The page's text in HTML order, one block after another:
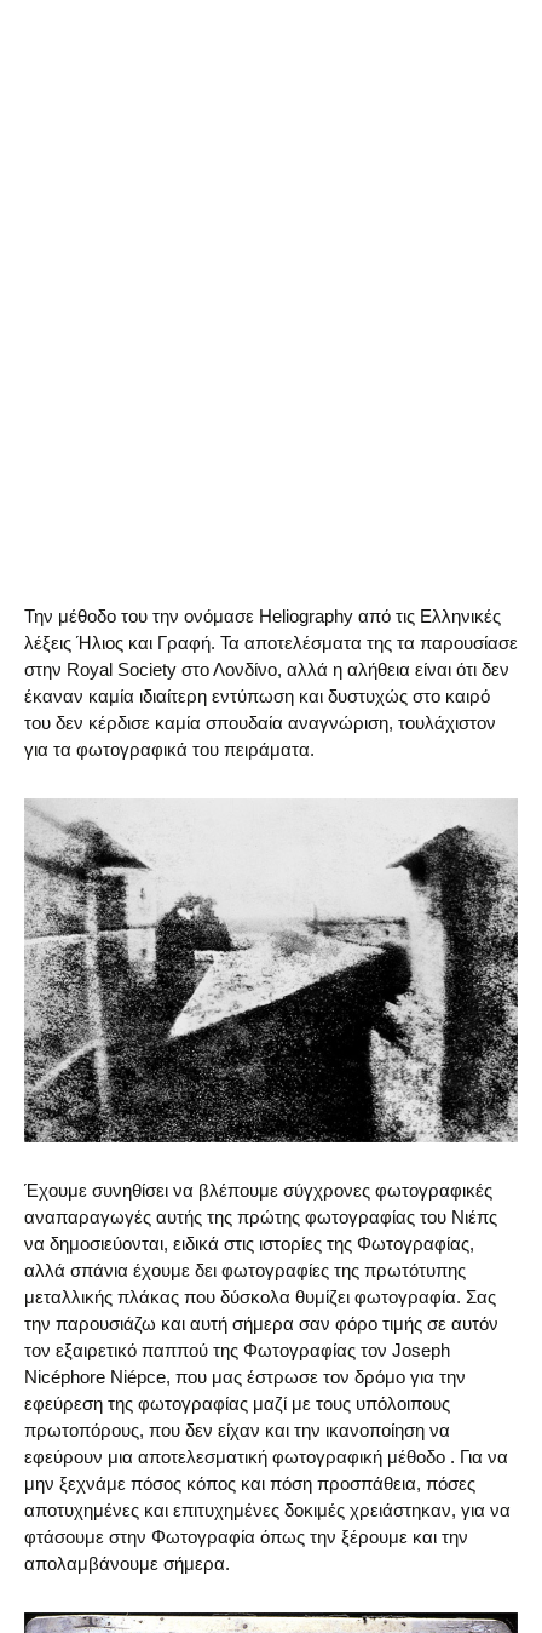
Την μέθοδο του την ονόμασε Heliography από τις Ελληνικές
λέξεις Ήλιος και Γραφή. Τα αποτελέσματα της τα παρουσίασε
στην Royal Society στο Λονδίνο, αλλά η αλήθεια είναι ότι δεν
έκαναν καμία ιδιαίτερη εντύπωση και δυστυχώς στο καιρό
του δεν κέρδισε καμία σπουδαία αναγνώριση, τουλάχιστον
για τα φωτογραφικά του πειράματα.
Έχουμε συνηθίσει να βλέπουμε σύγχρονες φωτογραφικές
αναπαραγωγές αυτής της πρώτης φωτογραφίας του Νιέπς
να δημοσιεύονται, ειδικά στις ιστορίες της Φωτογραφίας,
αλλά σπάνια έχουμε δει φωτογραφίες της πρωτότυπης
μεταλλικής πλάκας που δύσκολα θυμίζει φωτογραφία. Σας
την παρουσιάζω και αυτή σήμερα σαν φόρο τιμής σε αυτόν
τον εξαιρετικό παππού της Φωτογραφίας τον Joseph
Nicéphore Niépce, που μας έστρωσε τον δρόμο για την
εφεύρεση της φωτογραφίας μαζί με τους υπόλοιπους
πρωτοπόρους, που δεν είχαν και την ικανοποίηση να
εφεύρουν μια αποτελεσματική φωτογραφική μέθοδο . Για να
μην ξεχνάμε πόσος κόπος και πόση προσπάθεια, πόσες
αποτυχημένες και επιτυχημένες δοκιμές χρειάστηκαν, για να
φτάσουμε στην Φωτογραφία όπως την ξέρουμε και την
απολαμβάνουμε σήμερα.